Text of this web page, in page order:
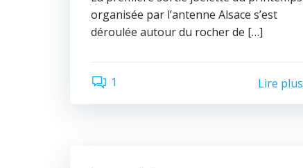
organisée par l’antenne Alsace s’est
déroulée autour du rocher de […]
1 Lire plus